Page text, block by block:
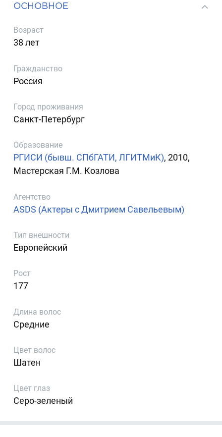
ОСНОВНОЕ
Возраст
38 лет
Гражданство
Россия
Город проживания
Санкт-Петербург
Образование
РГИСИ (бывш. СПбГАТИ, ЛГИТМиК), 2010,
Мастерская Г.М. Козлова
Агентство
ASDS (Актеры с Дмитрием Савельевым)
Тип внешности
Европейский
Рост
177
Длина волос
Средние
Цвет волос
Шатен
Цвет глаз
Серо-зеленый